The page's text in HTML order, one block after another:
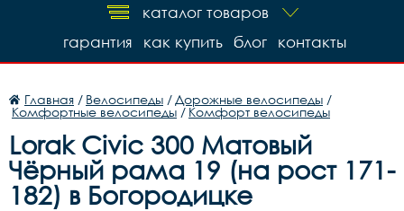
каталог товаров
контакты
блог
как купить
гарантия
Главная / Велосипеды / Дорожные велосипеды /
Комфортные велосипеды / Комфорт велосипеды
Lorak Civic 300 Матовый
Чёрный рама 19 (на рост 171-
182) в Богородицке